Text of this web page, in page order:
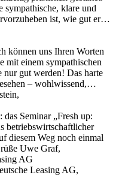
sympathische, klare und
ist, wie gut er…
können uns Ihren Worten
mit einem sympathischen
nur gut werden! Das harte
– wohlwissend,…
Seminar „Fresh up:
betriebswirtschaftlicher
diesem Weg noch einmal
Uwe Graf,
AG
Leasing AG,